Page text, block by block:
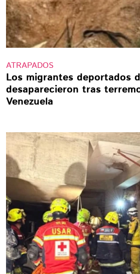
ATRAPADOS
Los migrantes deportados
desaparecieron tras
Venezuela